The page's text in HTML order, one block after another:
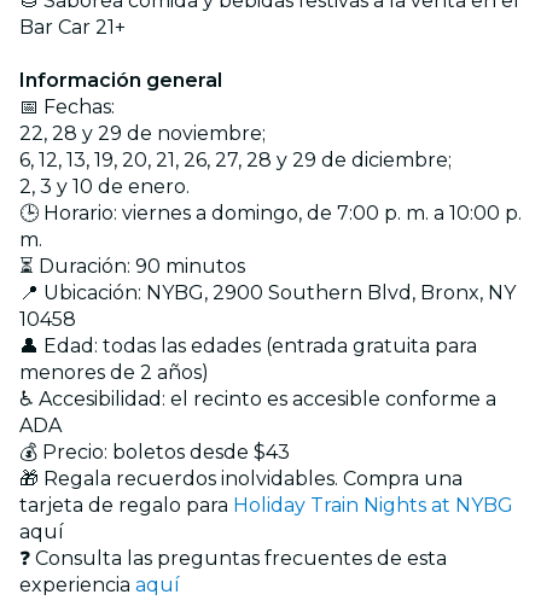
Bar Car 21+
Información general
📅 Fechas:
22, 28 y 29 de noviembre;
6, 12, 13, 19, 20, 21, 26, 27, 28 y 29 de diciembre;
2, 3 y 10 de enero.
🕒 Horario: viernes a domingo, de 7:00 p. m. a 10:00 p.
m.
⏳ Duración: 90 minutos
📍 Ubicación: NYBG, 2900 Southern Blvd, Bronx, NY
10458
👤 Edad: todas las edades (entrada gratuita para
menores de 2 años)
♿ Accesibilidad: el recinto es accesible conforme a
ADA
💰 Precio: boletos desde $43
🎁 Regala recuerdos inolvidables. Compra una
tarjeta de regalo para Holiday Train Nights at NYBG
aquí
❓ Consulta las preguntas frecuentes de esta
experiencia aquí